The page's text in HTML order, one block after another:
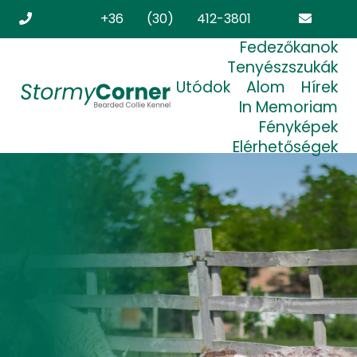
+36 (30) 412-3801
stormycorner.bearded@freemail.huFedezőkanok
Tenyészszukák
Utódok
Alom
Hírek
In Memoriam
Fényképek
Elérhetőségek